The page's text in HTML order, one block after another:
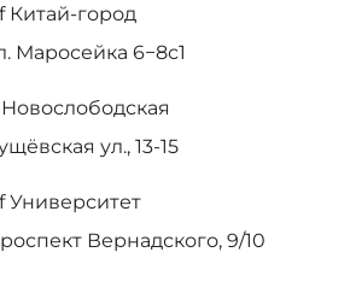
Китай-город
Маросейка 6−8с1
ул., 13-15
Университет
Вернадского, 9/10